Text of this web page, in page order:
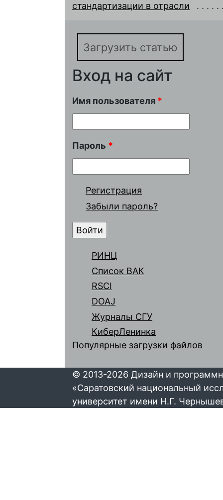
стандартизации в отрасли
Загрузить статью
Вход на сайт
Имя пользователя *
Пароль *
Регистрация
Забыли пароль?
РИНЦ
Список ВАК
RSCI
DOAJ
Журналы СГУ
КиберЛенинка
Популярные загрузки файлов
© 2013-2026 Дизайн и
«Саратовский национальный
университет имени Н.Г.